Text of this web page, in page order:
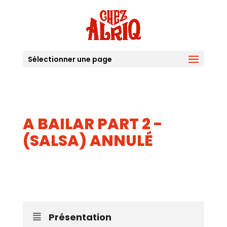
Sélectionner une page
A BAILAR PART 2 -
(SALSA) ANNULÉ
Présentation